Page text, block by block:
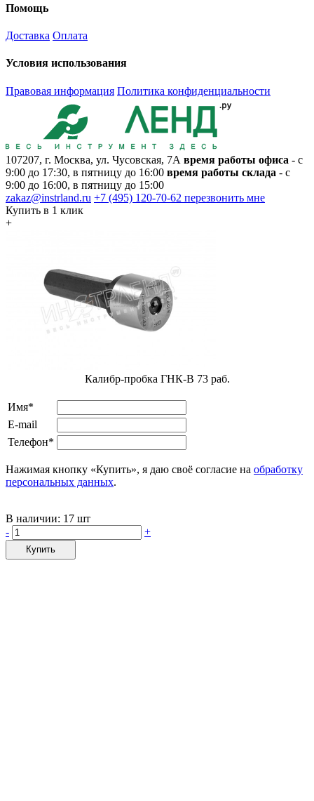
Помощь
Доставка Оплата
Условия использования
Правовая информация Политика конфиденциальности
107207, г. Москва, ул. Чусовская, 7А время работы офиса - с
9:00 до 17:30, в пятницу до 16:00 время работы склада - с
9:00 до 16:00, в пятницу до 15:00
zakaz@instrland.ru +7 (495) 120-70-62 перезвонить мне
Купить в 1 клик
+
Калибр-пробка ГНК-В 73 раб.
Имя*
E-mail
Телефон*
Нажимая кнопку «Купить», я даю своё согласие на обработку
персональных данных.
В наличии: 17 шт
-
+
Купить